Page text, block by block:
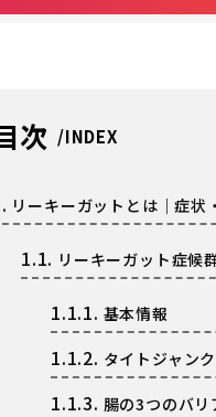
次
リーキーガットとは｜症状
1.1. リーキーガット症候
1.1.1. 基本情報
1.1.2. タイトジャン
1.1.3. 腸の3つのバリ